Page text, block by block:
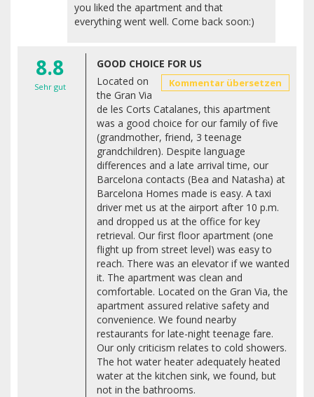
you liked the apartment and that
everything went well. Come back soon:)
8.8
Sehr gut
GOOD CHOICE FOR US
Kommentar übersetzen
Located on
the Gran Via
de les Corts Catalanes, this apartment
was a good choice for our family of five
(grandmother, friend, 3 teenage
grandchildren). Despite language
differences and a late arrival time, our
Barcelona contacts (Bea and Natasha) at
Barcelona Homes made is easy. A taxi
driver met us at the airport after 10 p.m.
and dropped us at the office for key
retrieval. Our first floor apartment (one
flight up from street level) was easy to
reach. There was an elevator if we wanted
it. The apartment was clean and
comfortable. Located on the Gran Via, the
apartment assured relative safety and
convenience. We found nearby
restaurants for late-night teenage fare.
Our only criticism relates to cold showers.
The hot water heater adequately heated
water at the kitchen sink, we found, but
not in the bathrooms.